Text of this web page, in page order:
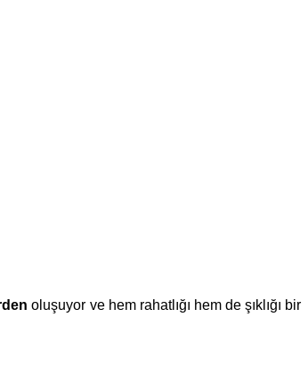
oluşuyor ve hem rahatlığı hem de şıklığı bir